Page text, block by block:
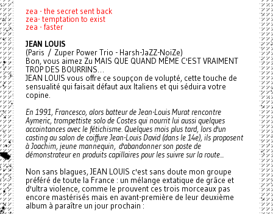
zea - the secret sent back
zea- temptation to exist
zea - faster
JEAN LOUIS
(Paris / Zuper Power Trio - Harsh-JaZZ-NoiZe)
Bon, vous aimez Zu MAIS QUE QUAND MÊME C'EST VRAIMENT
TROP DES BOURRINS…
JEAN LOUIS vous offre ce soupçon de volupté, cette touche de
sensualité qui faisait défaut aux Italiens et qui séduira votre
copine.
En 1991, Francesco, alors batteur de Jean-Louis Murat rencontre
Aymeric, trompettiste solo de Costes qui nourrit lui aussi quelques
accointances avec le fétichisme. Quelques mois plus tard, lors d'un
casting au salon de coiffure Jean-Louis David (dans le 14e), ils proposent
à Joachim, jeune mannequin, d'abandonner son poste de
démonstrateur en produits capillaires pour les suivre sur la route...
Non sans blagues, JEAN LOUIS c'est sans doute mon groupe
préféré de toute la France : un mélange extatique de grâce et
d'ultra violence, comme le prouvent ces trois morceaux pas
encore mastérisés mais en avant-première de leur deuxième
album à paraître un jour prochain :